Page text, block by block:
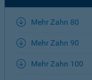
Mehr Zahn 80
Mehr Zahn 90
Mehr Zahn 100